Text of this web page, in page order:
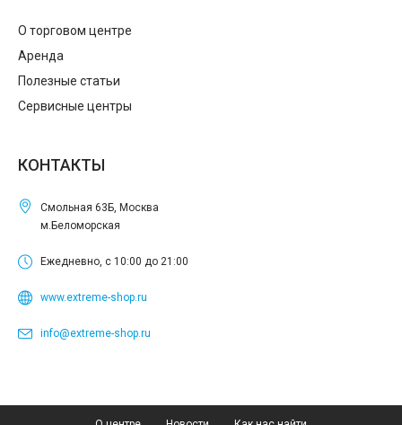
О торговом центре
Аренда
Полезные статьи
Сервисные центры
КОНТАКТЫ
Смольная 63Б, Москва
м.Беломорская
Ежедневно, с 10:00 до 21:00
www.extreme-shop.ru
info@extreme-shop.ru